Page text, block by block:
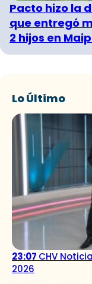
Pacto hizo la
que entregó
2 hijos en
Lo Último
23:07 CHV
2026